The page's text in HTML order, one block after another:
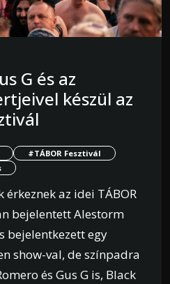
G és az
készül az
#TÁBOR Fesztivál
az idei TÁBOR
bejelentett Alestorm
bejelentkezett egy
show-val, de színpadra
és Gus G is, Black